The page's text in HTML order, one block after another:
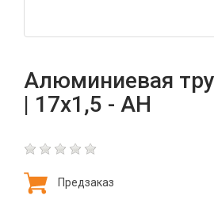
Алюминиевая
| 17х1,5 - АН
Предзаказ